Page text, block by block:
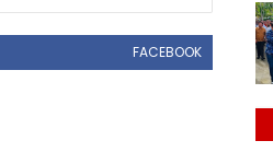
FACEBOOK